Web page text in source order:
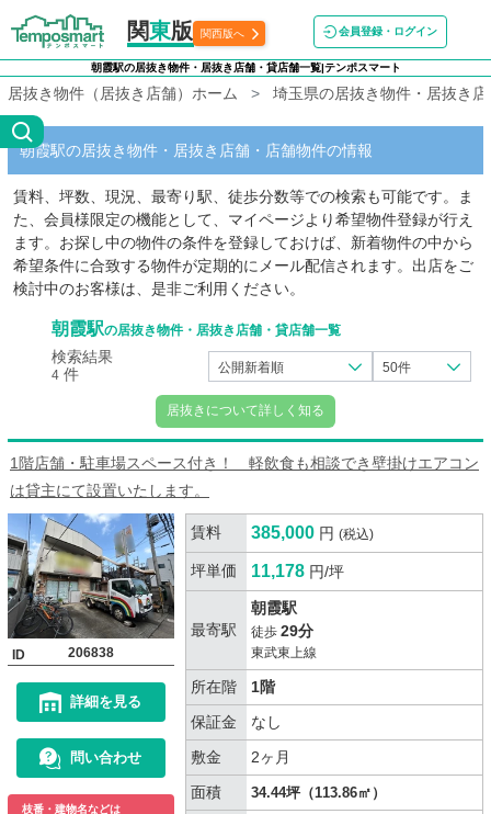
関東版 関西版へ 会員登録・ログイン
朝霞駅の居抜き物件・居抜き店舗・貸店舗一覧|テンポスマート
居抜き物件（居抜き店舗）ホーム 埼玉県の居抜き物件・居抜き
朝霞駅の居抜き物件・居抜き店舗・店舗物件の情報
賃料、坪数、現況、最寄り駅、徒歩分数等での検索も可能です。ま
た、会員様限定の機能として、マイページより希望物件登録が行え
ます。お探し中の物件の条件を登録しておけば、新着物件の中から
希望条件に合致する物件が定期的にメール配信されます。出店をご
検討中のお客様は、是非ご利用ください。
朝霞駅の居抜き物件・居抜き店舗・貸店舗一覧
検索結果
4 件 公開新着順 50件
居抜きについて詳しく知る
1階店舗・駐車場スペース付き！ 軽飲食も相談でき壁掛けエアコン
は貸主にて設置いたします。
ID 206838
詳細を見る
問い合わせ
枝番・建物名などは
賃料 385,000 円 (税込)
坪単価 11,178 円/坪
最寄駅
朝霞駅
徒歩 29分
東武東上線
所在階
1階
保証金
なし
敷金
2ヶ月
面積
34.44坪（113.86㎡）